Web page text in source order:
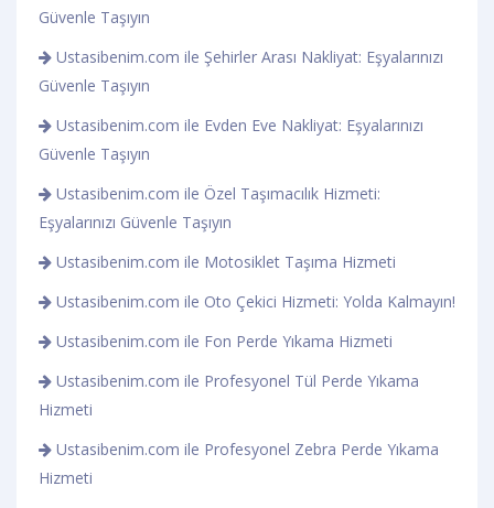
Güvenle Taşıyın
Ustasibenim.com ile Şehirler Arası Nakliyat: Eşyalarınızı
Güvenle Taşıyın
Ustasibenim.com ile Evden Eve Nakliyat: Eşyalarınızı
Güvenle Taşıyın
Ustasibenim.com ile Özel Taşımacılık Hizmeti:
Eşyalarınızı Güvenle Taşıyın
Ustasibenim.com ile Motosiklet Taşıma Hizmeti
Ustasibenim.com ile Oto Çekici Hizmeti: Yolda Kalmayın!
Ustasibenim.com ile Fon Perde Yıkama Hizmeti
Ustasibenim.com ile Profesyonel Tül Perde Yıkama
Hizmeti
Ustasibenim.com ile Profesyonel Zebra Perde Yıkama
Hizmeti